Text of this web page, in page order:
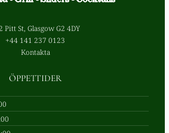
Pitt St, Glasgow G2 4DY
+44 141 237 0123
Kontakta
ÖPPETTIDER